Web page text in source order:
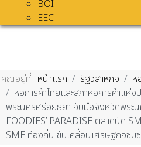
BOI
EEC
คุณอยู่ที่: หน้าแรก รัฐวิสาหกิจ
ห
หอการค้าไทยและสภาหอการค้าแห่
พระนครศรีอยุธยา จับมือจังหวัดพระ
FOODIES’ PARADISE ตลาดนัด
SME ท้องถิ่น ขับเคลื่อนเศรษฐกิจชุม